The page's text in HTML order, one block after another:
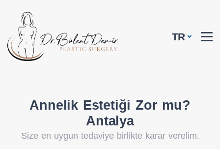
TR
Annelik Estetiği Zor mu?
Antalya
Size en uygun tedaviye birlikte karar verelim.